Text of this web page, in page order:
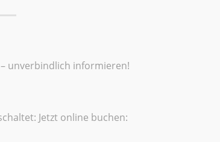
unverbindlich informieren!
Jetzt online buchen: